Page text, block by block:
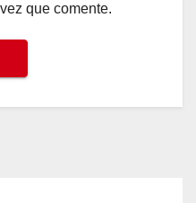
que comente.